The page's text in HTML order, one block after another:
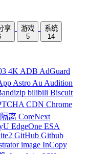
享
游戏
5
系统
14
4K ADB AdGuard
Astro Au Audition
bilibili Biscuit
CDN Chrome
离 CoreNext
EdgeOne ESA
GitHub Github
image InCopy